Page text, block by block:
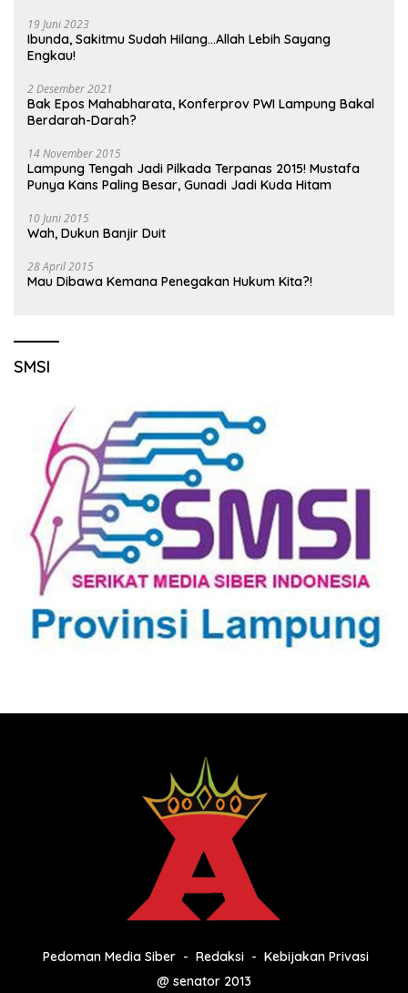
19 Juni 2023
Ibunda, Sakitmu Sudah Hilang…Allah Lebih Sayang
Engkau!
2 Desember 2021
Bak Epos Mahabharata, Konferprov PWI Lampung Bakal
Berdarah-Darah?
14 November 2015
Lampung Tengah Jadi Pilkada Terpanas 2015! Mustafa
Punya Kans Paling Besar, Gunadi Jadi Kuda Hitam
10 Juni 2015
Wah, Dukun Banjir Duit
28 April 2015
Mau Dibawa Kemana Penegakan Hukum Kita?!
SMSI
Pedoman Media Siber Redaksi
Kebijakan Privasi
@ senator 2013